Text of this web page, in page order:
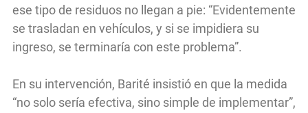
ese tipo de residuos no llegan a pie: “Evidentemente
se trasladan en vehículos, y si se impidiera su
ingreso, se terminaría con este problema”.
En su intervención, Barité insistió en que la medida
“no solo sería efectiva, sino simple de implementar”,